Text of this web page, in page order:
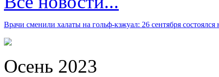
Врачи сменили халаты на гольф-кэжуал: 26 сентября
Осень 2023